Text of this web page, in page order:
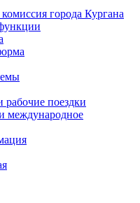
города Кургана
поездки
международное